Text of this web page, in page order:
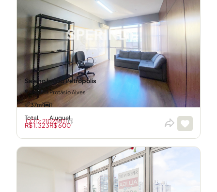
Sala no bairro Petrópolis
Avenida Protásio Alves
37m²
1
Total
R$ 1.323
Aluguel
R$ 600
CÓD: 21025101